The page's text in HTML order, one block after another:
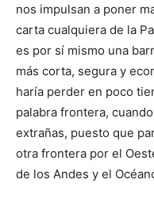
nos impulsan a poner
carta cualquiera de la
es por sí mismo una
más corta, segura y
haría perder en poco
palabra frontera,
extrañas, puesto que
otra frontera por el
de los Andes y el